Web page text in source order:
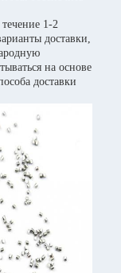
1-2
доставки,
на основе
доставки